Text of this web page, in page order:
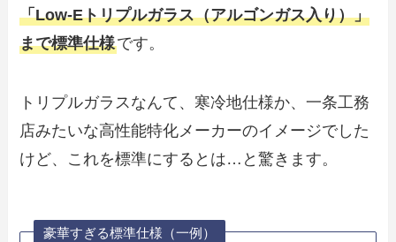
「Low-Eトリプルガラス（アルゴンガス入り）」
まで標準仕様です。
トリプルガラスなんて、寒冷地仕様か、一条工務
店みたいな高性能特化メーカーのイメージでした
けど、これを標準にするとは…と驚きます。
豪華すぎる標準仕様（一例）